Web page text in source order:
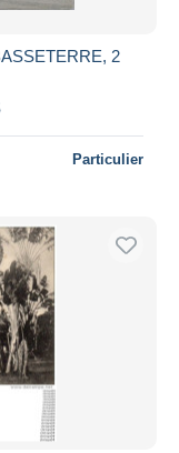
2
Particulier